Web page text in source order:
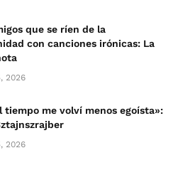
que se ríen de la
con canciones irónicas: La
2026
tiempo me volví menos egoísta»:
2026